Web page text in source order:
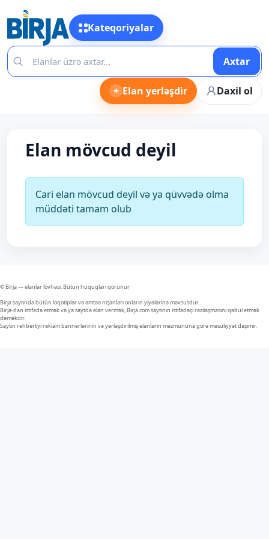
Kateqoriyalar
Axtar
+ Elan yerləşdir Daxil ol
Elan mövcud deyil
Cari elan mövcud deyil və ya qüvvədə olma
müddəti tamam olub
© Birja — elanlar lövhəsi. Bütün hüquqları qorunur
Birja saytında bütün loqotiplər və əmtəə nişanları onların yiyələrinə məxsusdur.
Birja-dan istifadə etmək və ya saytda elan vermək, Birja.com saytının istifadəçi razılaşmasını qəbul etmək
deməkdir.
Saytın rəhbərliyi reklam bannerlərinin və yerləşdirilmiş elanların məzmununa görə məsuliyyət daşımır.